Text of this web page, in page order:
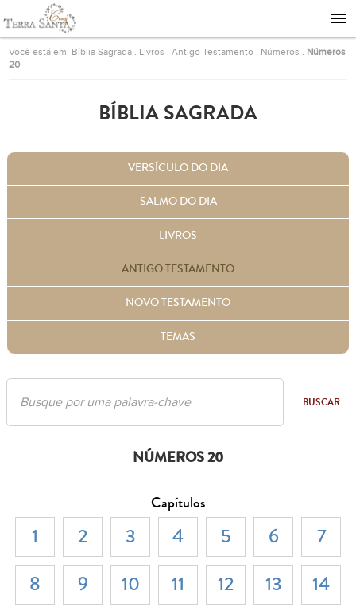
Ir para a página inicial
Você está em: Bíblia Sagrada Livros .Antigo Testamento Números
Números
20
BÍBLIA SAGRADA
VERSÍCULO DO DIA
SALMO DO DIA
LIVROS
ANTIGO TESTAMENTO
NOVO TESTAMENTO
TEMAS
BUSCAR
NÚMEROS 20
Capítulos
1 2 3 4 5 6
7
8
9 10 11 12 13
14